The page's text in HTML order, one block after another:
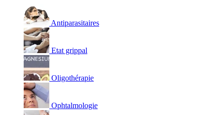
Antiparasitaires
Etat grippal
Oligothérapie
Ophtalmologie